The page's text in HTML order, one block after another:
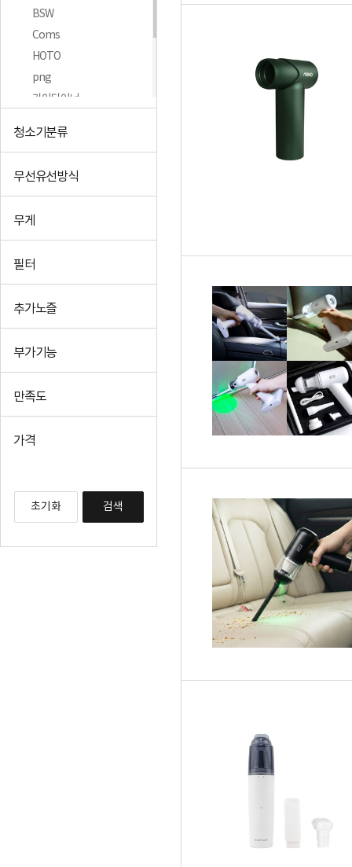
BSW
Coms
HOTO
png
가이타이너
뉴페이스
청소기분류
무선유선방식
무게
필터
추가노즐
부가기능
만족도
가격
초기화 검색